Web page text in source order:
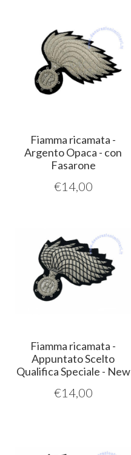
Fiamma ricamata -
Argento Opaca - con
Fasarone
€14,00
Fiamma ricamata -
Appuntato Scelto
Qualifica Speciale - New
€14,00